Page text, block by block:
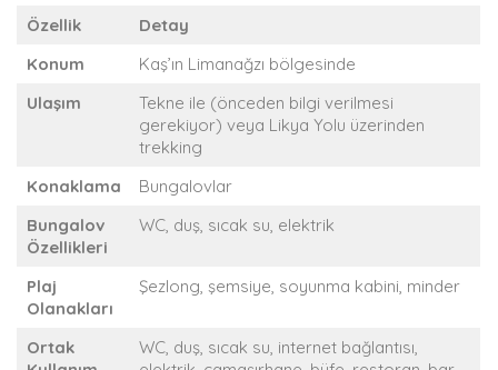
Özellik
Detay
Konum
Kaş’ın Limanağzı bölgesinde
Ulaşım
Tekne ile (önceden bilgi verilmesi
gerekiyor) veya Likya Yolu üzerinden
trekking
Konaklama
Bungalovlar
Bungalov
Özellikleri
WC, duş, sıcak su, elektrik
Plaj
Olanakları
Şezlong, şemsiye, soyunma kabini, minder
Ortak
WC, duş, sıcak su, internet bağlantısı,